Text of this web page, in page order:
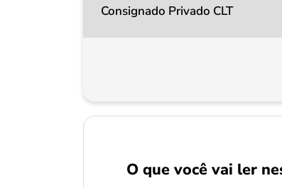
Consignado Privado CLT
O que você vai ler